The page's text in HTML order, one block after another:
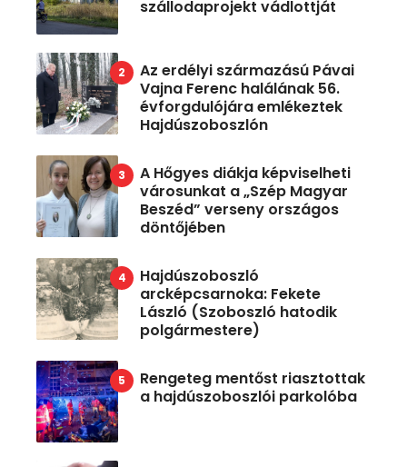
szállodaprojekt vádlottját
Az erdélyi származású Pávai
Vajna Ferenc halálának 56.
évforgdulójára emlékeztek
Hajdúszoboszlón
A Hőgyes diákja képviselheti
városunkat a „Szép Magyar
Beszéd” verseny országos
döntőjében
Hajdúszoboszló
arcképcsarnoka: Fekete
László (Szoboszló hatodik
polgármestere)
Rengeteg mentőst riasztottak
a hajdúszoboszlói parkolóba